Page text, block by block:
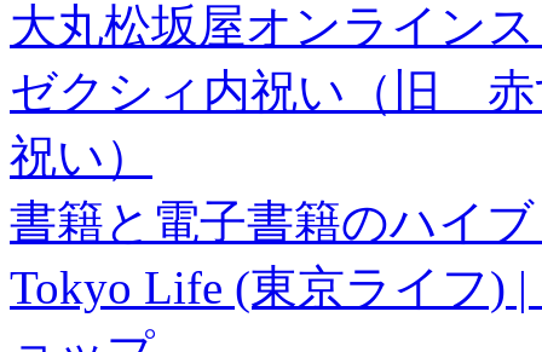
大丸松坂屋オンライン
ゼクシィ内祝い（旧 赤
祝い）
書籍と電子書籍のハイ
Tokyo Life (東京ライフ)